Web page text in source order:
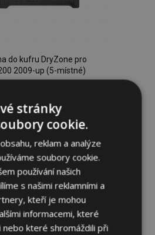
do kufru DryZone pro
2009-up (5-místné)
Do Košíku
Přidat
k
oblíbeným
stránky
cookie.
reklam a analýze
soubory cookie.
používání našich
s našimi reklamními a
kteří je mohou
informacemi, které
které shromáždili při